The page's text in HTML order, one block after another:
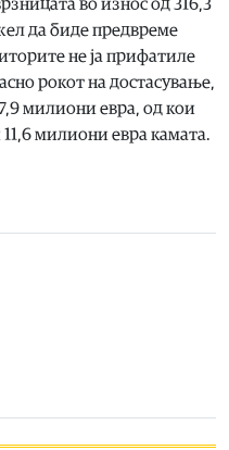
во износ од 316,3
да биде предвреме
не ја прифатиле
рокот на достасување,
милиони евра, од кои
милиони евра камата.